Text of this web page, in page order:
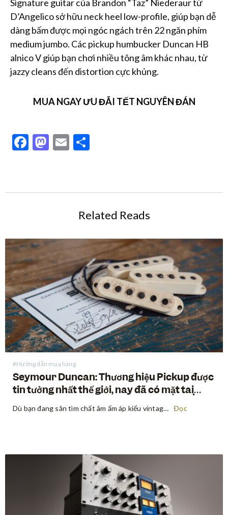
Signature guitar của Brandon “Taz” Niederaur từ
D’Angelico sở hữu neck heel low-profile, giúp bạn dễ
dàng bấm được mọi ngóc ngách trên 22 ngăn phím
medium jumbo. Các pickup humbucker Duncan HB
alnico V giúp bạn chơi nhiều tông âm khác nhau, từ
jazzy cleans đến distortion cực khủng.
MUA NGAY ƯU ĐÃI TẾT NGUYÊN ĐÁN
Facebook
Mastodon
Email
Related Reads
#Hướng dẫn mua hàng
Seymour Duncan: Thương hiệu Pickup được
tin tưởng nhất thế giới, nay đã có mặt tại
Swee Lee
Dù bạn đang săn tìm chất âm ấm áp kiểu vintage, sự bạo liệt của high-gain hiện đại, hay một sự giao thoa tuyệt đẹp ở giữa hai điều trên, Seymour Duncan đã định hình tone tiếng của các guitarist và bassist trong suốt hơn năm thập kỷ qua. Mua… Đọc